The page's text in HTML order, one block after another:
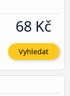
68 Kč
Vyhledat